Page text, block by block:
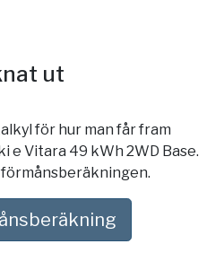
ut
för hur man får fram
e Vitara 49 kWh 2WD Base.